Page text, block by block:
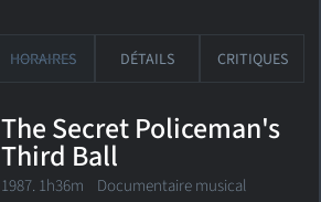
HORAIRES DÉTAILS CRITIQUES
The Secret Policeman's
Third Ball
1987. 1h36m Documentaire musical